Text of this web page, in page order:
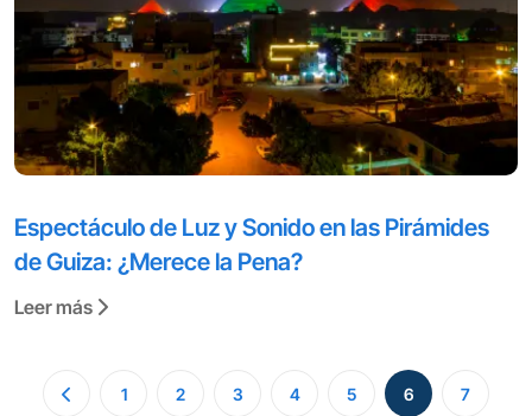
Espectáculo de Luz y Sonido en las Pirámides
de Guiza: ¿Merece la Pena?
Leer más
1 2 3 4 5 6 7